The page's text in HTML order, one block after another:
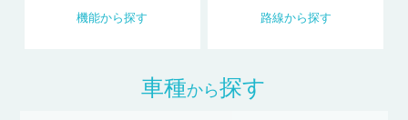
機能から探す 路線から探す
車種から探す